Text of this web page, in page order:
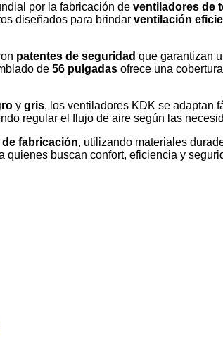
por la fabricación de ventiladores de
diseñados para brindar ventilación
patentes de seguridad que garantizan
de 56 pulgadas ofrece una
y gris, los ventiladores KDK se adaptan
regular el flujo de aire según las
fabricación, utilizando materiales
quienes buscan confort, eficiencia y